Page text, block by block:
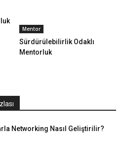
Mentor
Sürdürülebilirlik Odaklı
Mentorluk
Networking Nasıl Geliştirilir?